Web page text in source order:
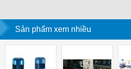
Sản phẩm xem nhiều